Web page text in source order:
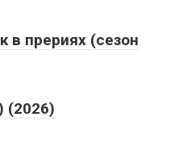
в прериях (сезон
(2026)